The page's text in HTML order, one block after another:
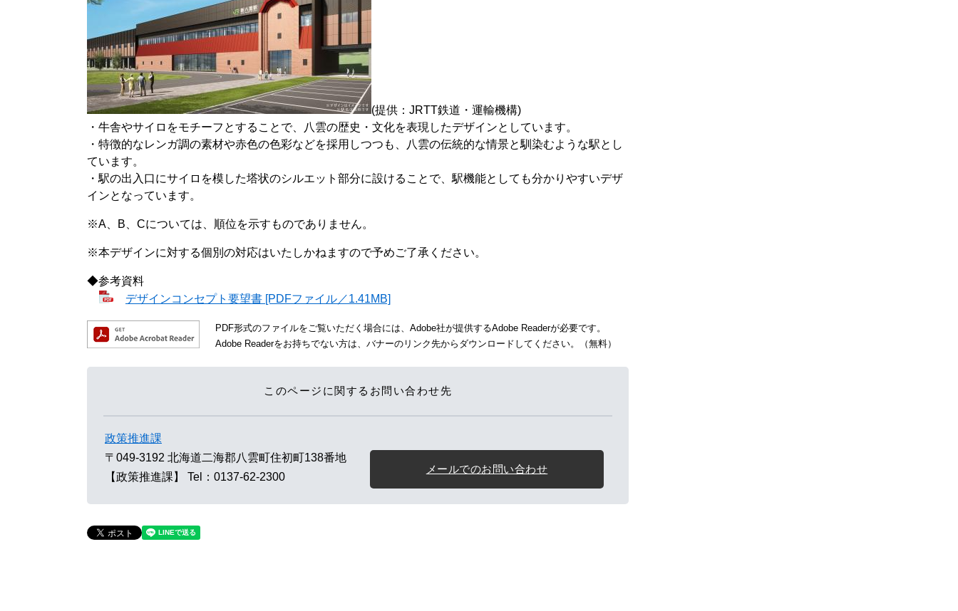
(提供：JRTT鉄道・運輸機構)​
・牛舎やサイロをモチーフとすることで、八雲の歴史・文化を表現したデザインとしています。
・特徴的なレンガ調の素材や赤色の色彩などを採用しつつも、八雲の伝統的な情景と馴染むような駅とし
ています。
・駅の出入口にサイロを模した塔状のシルエット部分に設けることで、駅機能としても分かりやすいデザ
インとなっています。
※A、B、Cについては、順位を示すものでありません。
※本デザインに対する個別の対応はいたしかねますので予めご了承ください。
◆参考資料
デザインコンセプト要望書 [PDFファイル／1.41MB]
PDF形式のファイルをご覧いただく場合には、Adobe社が提供するAdobe Readerが必要です。
Adobe Readerをお持ちでない方は、バナーのリンク先からダウンロードしてください。（無料）
このページに関するお問い合わせ先
政策推進課
〒049-3192 北海道二海郡八雲町住初町138番地
【政策推進課】
Tel：0137-62-2300
メールでのお問い合わせ